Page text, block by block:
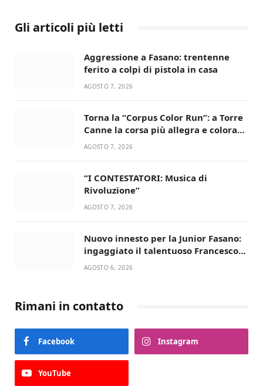
Gli articoli più letti
Aggressione a Fasano: trentenne
ferito a colpi di pistola in casa
AGOSTO 7, 2026
Torna la “Corpus Color Run”: a Torre
Canne la corsa più allegra e colorata
dell’estate!
AGOSTO 7, 2026
“I CONTESTATORI: Musica di
Rivoluzione”
AGOSTO 7, 2026
Nuovo innesto per la Junior Fasano:
ingaggiato il talentuoso Francesco
Lupo Timini
AGOSTO 6, 2026
Rimani in contatto
Facebook Instagram
YouTube